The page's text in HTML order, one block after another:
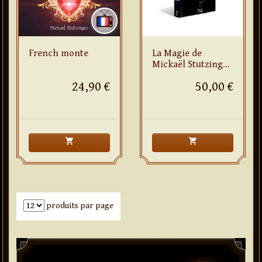
French monte
24,90 €
shopping_cart
La Magie de
Mickaël Stutzinger
50,00 €
shopping_cart
Nombre de produits par page
produits par page
Paddle